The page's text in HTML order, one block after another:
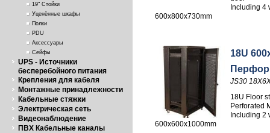
19" Стойки
Уценённые шкафы
Полки
PDU
Аксессуары
Сейфы
UPS - Источники
бесперебойного питания
Крепления для кабеля
Монтажные принадлежности
Кабельные стяжки
Электрическая сеть
Видеонаблюдение
ПВХ Кабельные каналы
Including 4
600x800x730mm
18U
JS30
18U Floor
Perforated
Including 2
600x600x1000mm